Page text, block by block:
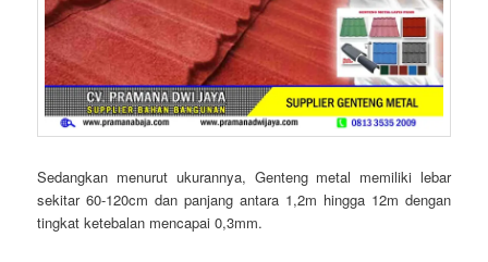
Sedangkan menurut ukurannya, Genteng metal memiliki lebar
sekitar 60-120cm dan panjang antara 1,2m hingga 12m dengan
tingkat ketebalan mencapai 0,3mm.